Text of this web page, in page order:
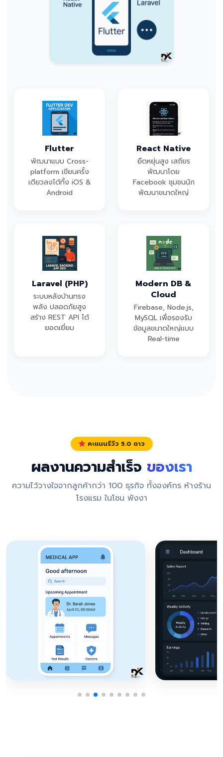
Flutter
พัฒนาแบบ Cross-
platform เขียนครั้ง
เดียวลงได้ทั้ง iOS &
Android
React Native
ยืดหยุ่นสูง เสถียร
พัฒนาโดย
Facebook ชุมชนนัก
พัฒนาขนาดใหญ่
Laravel (PHP)
ระบบหลังบ้านทรง
พลัง ปลอดภัยสูง
สร้าง REST API ได้
ยอดเยี่ยม
Modern DB &
Cloud
Firebase, Node.js,
MySQL เพื่อรองรับ
ข้อมูลขนาดใหญ่แบบ
Real-time
คะแนนรีวิว 5.0 ดาว
ผลงานความสำเร็จ ของเรา
ความไว้วางใจจากลูกค้ากว่า 100 ธุรกิจ ทั้งองค์กร ห้างร้าน
โรงแรม ในโซน พังงา